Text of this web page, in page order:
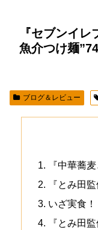
『セブンイ
魚介つけ麺
ブログ＆レビュー
『中華蕎
『とみ田
いざ実食！
『とみ田